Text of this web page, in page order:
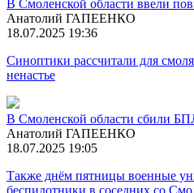
В Смоленской области ввели
Анатолий ГАПЕЕНКО
18.07.2025 19:36
Синоптики рассчитали для
ненастье
В Смоленской области сбили
Анатолий ГАПЕЕНКО
18.07.2025 19:05
Также днём пятницы военные
беспилотники в соседних со